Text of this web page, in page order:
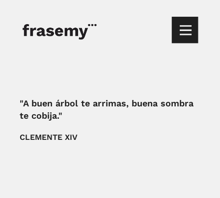
"A buen árbol te arrimas, buena sombra
te cobija."
CLEMENTE XIV